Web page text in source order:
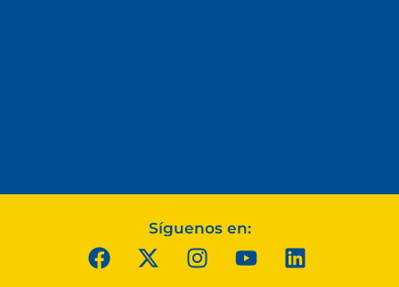
Síguenos en: